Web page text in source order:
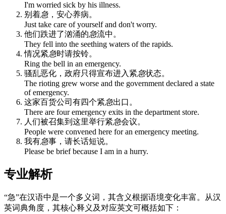
I'm worried sick by his illness.
别着急 ，安心养病。
Just take care of yourself and don't worry.
他们跌进了汹涌的急流中。
They fell into the seething waters of the rapids.
情况紧急时请按铃。
Ring the bell in an emergency.
骚乱恶化，政府只得宣布进入紧急状态。
The rioting grew worse and the government declared a state
of emergency.
这家百货公司有四个紧急出口。
There are four emergency exits in the department store.
人们被召集到这里举行紧急会议。
People were convened here for an emergency meeting.
我有急事，请长话短说。
Please be brief because I am in a hurry.
专业解析
“急”在汉语中是一个多义词，其含义根据语境变化丰富。从汉
英词典角度，其核心释义及对应英文可概括如下：